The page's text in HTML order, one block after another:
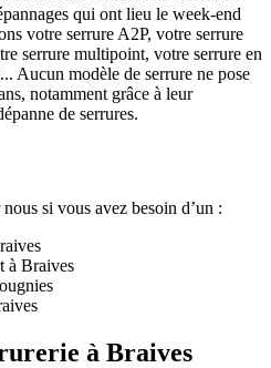
qui ont lieu le week-end
votre serrure A2P, votre serrure
serrure multipoint, votre serrure en
Aucun modèle de serrure ne pose
notamment grâce à leur
de serrures.
si vous avez besoin d’un :
à Braives
à Braives